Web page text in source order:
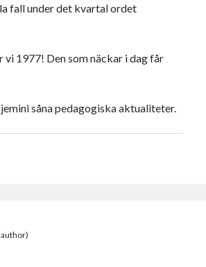
fall under det kvartal ordet
vi 1977! Den som näckar i dag får
såna pedagogiska aktualiteter.